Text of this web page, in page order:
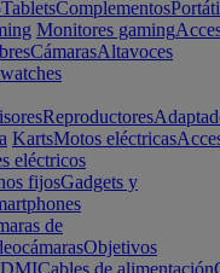
TabletsComplementos
Monitores gaming
CámarasAltavoces
Reproductores
KartsMotos eléctricas
eléctricos
fijosGadgets y
de
Objetivos
Cables de alimentación